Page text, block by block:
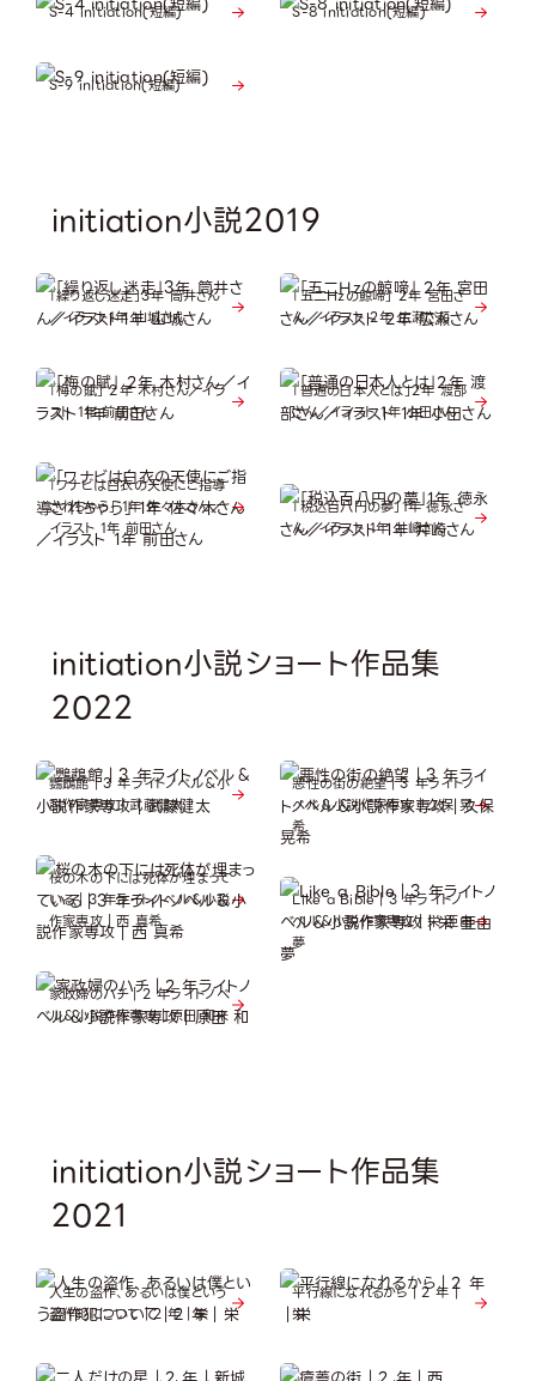
S-4 initiation(短編) S-8 initiation(短編)
S-9 initiation(短編)
initiation小説2019
「繰り返し迷走」3年 筒井さん
／イラスト1年 山城さん
「五二Hzの鯨啼」 2年 宮田さ
ん／イラスト 2年 広瀬さん
「梅の賦」 2年 木村さん／イラ
スト 1年 前田さん
「普通の日本人とは」2年 渡部
さん／イラスト 1年 小田さん
「ワナビは白衣の天使にご指導
されちゃう」 1年 佐々木さん／
イラスト 1年 前田さん
「税込百八円の夢」1年 徳永さ
ん／イラスト 1年 井崎さん
initiation小説ショート作品集
2022
鸚鵡館｜3 年ライトノベル＆小
説作家専攻｜武藤健太
悪性の街の絶望｜3 年ライトノ
べル＆小説作家専攻｜久保 晃
希
桜の木の下には死体が埋まって
いる｜3 年ライトノべル＆小説
作家専攻｜西 真希
Like a Bible｜3 年ライトノ
べル＆小説作家専攻｜栄 亜由
夢
家政婦のハチ｜2 年ライトノべ
ル＆小説作家専攻｜原田 和来
initiation小説ショート作品集
2021
人生の盗作、あるいは僕という
盗作犯について｜2 年｜栄
平行線になれるから｜2 年｜
栄